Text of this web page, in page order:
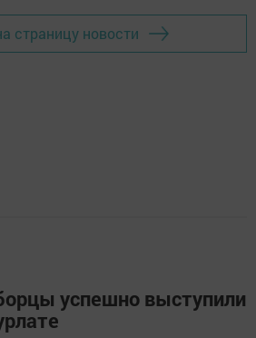
страницу новости
успешно выступили